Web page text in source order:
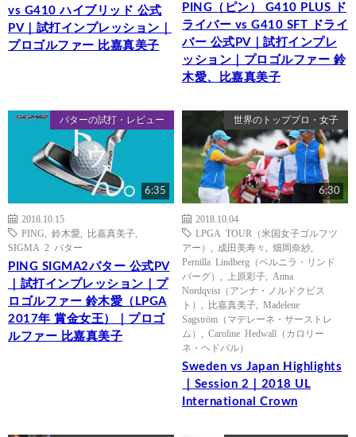
vs G410 ハイブリッド 公式
PV｜試打インプレッション｜
プロゴルファー 比嘉真美子
PING（ピン） G410 PLUS ド
ライバー vs G410 SFT ドライ
バー 公式PV｜試打インプレ
ッション｜プロゴルファー 鈴
木愛、比嘉真美子
パターの試打・レビュー
6:35
2018.10.15
PING
鈴木愛 比嘉真美子
SIGMA 2 パター
PING SIGMA2パター 公式PV
｜試打インプレッション｜プ
ロゴルファー 鈴木愛（LPGA
2017年 賞金女王）｜プロゴ
ルファー 比嘉真美子
世界のトッププロ・女子
6:30
2018.10.04
LPGA TOUR（米国女子ゴルフツ
アー）
成田美寿々 畑岡奈紗
Pernilla Lindberg（ペルニラ・リンド
バーグ）
上原彩子
Anna
Nordqvist（アンナ・ノルドクビス
ト）
比嘉真美子
Madelene
Sagström（マデレーネ・サーストレ
ム）
Caroline Hedwall（カロリー
ネ・ヘドバル）
Sweden vs Japan Highlights
｜Session 2｜2018 UL
International Crown